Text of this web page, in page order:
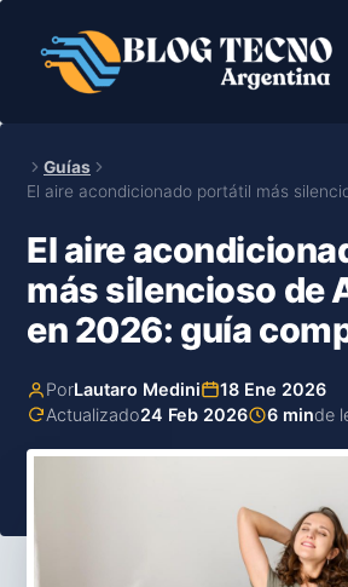
contenido
Guías
El aire acondicionado portátil más
El aire
más silencioso de
en 2026: guía
PorLautaro Medini
18 Ene 2026
Actualizado24 Feb 2026 6 minde